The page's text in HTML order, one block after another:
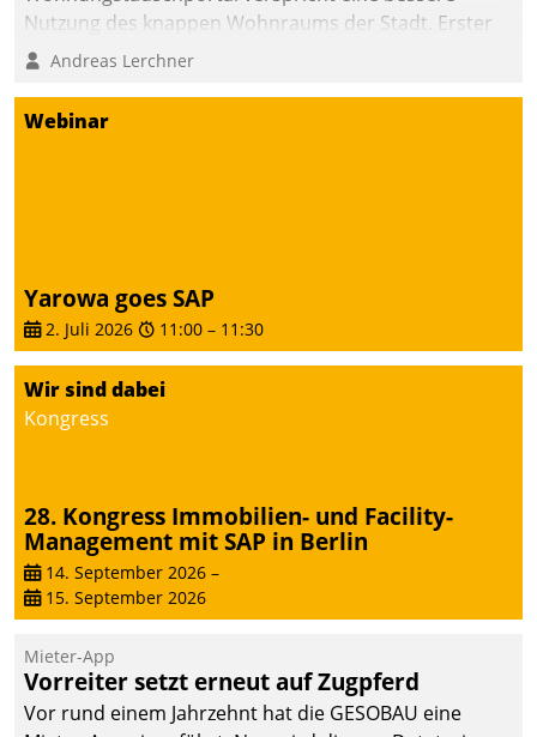
Nutzung des knappen Wohnraums der Stadt. Erster
Anwendungsfall für Datatrains Lösung API-Hub mit
Unternehmen.
Andreas Lerchner
Webinar
Yarowa goes SAP
2. Juli 2026 11:00 – 11:30
Wir sind dabei
Kongress
28. Kongress Immobilien- und Facility-
Management mit SAP in Berlin
14. September 2026 –
15. September 2026
Mieter-App
Vorreiter setzt erneut auf Zugpferd
Vor rund einem Jahrzehnt hat die GESOBAU eine